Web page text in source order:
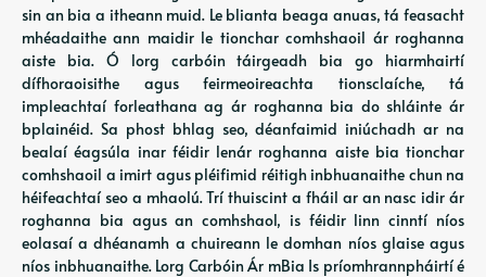
sin an bia a itheann muid. Le blianta beaga anuas, tá feasacht
mhéadaithe ann maidir le tionchar comhshaoil ​​ár roghanna
aiste bia. Ó lorg carbóin táirgeadh bia go hiarmhairtí
dífhoraoisithe agus feirmeoireachta tionsclaíche, tá
impleachtaí forleathana ag ár roghanna bia do shláinte ár
bplainéid. Sa phost bhlag seo, déanfaimid iniúchadh ar na
bealaí éagsúla inar féidir lenár roghanna aiste bia tionchar
comhshaoil ​​a imirt agus pléifimid réitigh inbhuanaithe chun na
héifeachtaí seo a mhaolú. Trí thuiscint a fháil ar an nasc idir ár
roghanna bia agus an comhshaol, is féidir linn cinntí níos
eolasaí a dhéanamh a chuireann le domhan níos glaise agus
níos inbhuanaithe. Lorg Carbóin Ár mBia Is príomhrannpháirtí é